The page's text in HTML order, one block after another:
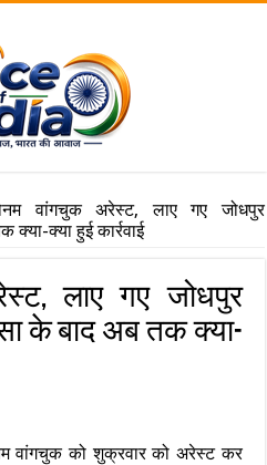
वांगचुक अरेस्ट, लाए गए जोधपुर
क्या हुई कार्रवाई
लाए गए जोधपुर
के बाद अब तक क्या-
वांगचुक को शुक्रवार को अरेस्ट कर